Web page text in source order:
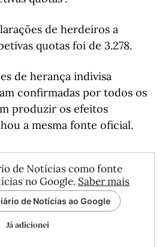
de herdeiros a
quotas foi de 3.278.
de herança indivisa
confirmadas por todos os
produzir os efeitos
a mesma fonte oficial.
de Notícias como fonte
no Google. Saber mais
de Notícias ao Google
Já adicionei